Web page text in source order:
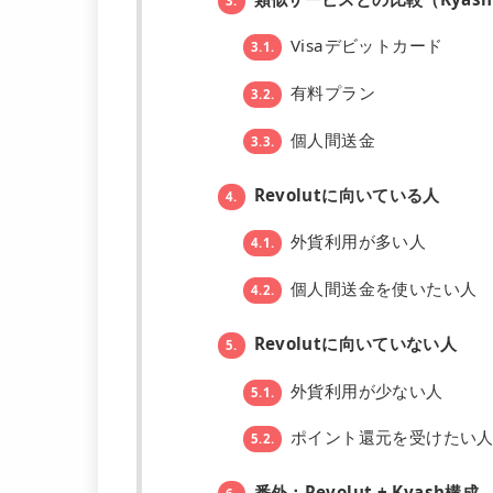
3.1. Visaデビットカード
3.2. 有料プラン
3.3. 個人間送金
4. Revolutに向いている人
4.1. 外貨利用が多い人
4.2. 個人間送金を使いたい人
5. Revolutに向いていない人
5.1. 外貨利用が少ない人
5.2. ポイント還元を受けたい人